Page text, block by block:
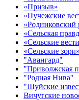
«Призыв»
«Пучежские
«Родниковский
«Сельская
«Сельские
«Сельские зори»
"Авангард"
"Приволжская
"Родная Нива"
"Шуйские
Вичугские